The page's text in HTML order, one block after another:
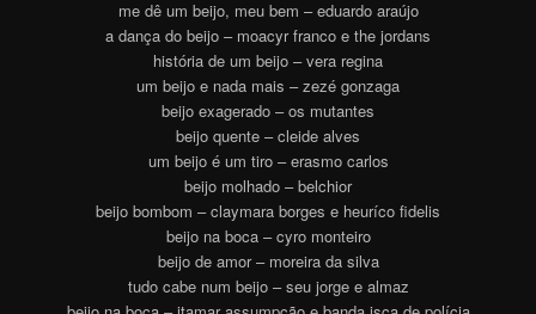
me dê um beijo, meu bem – eduardo araújo
a dança do beijo – moacyr franco e the jordans
história de um beijo – vera regina
um beijo e nada mais – zezé gonzaga
beijo exagerado – os mutantes
beijo quente – cleide alves
um beijo é um tiro – erasmo carlos
beijo molhado – belchior
beijo bombom – claymara borges e heuríco fidelis
beijo na boca – cyro monteiro
beijo de amor – moreira da silva
tudo cabe num beijo – seu jorge e almaz